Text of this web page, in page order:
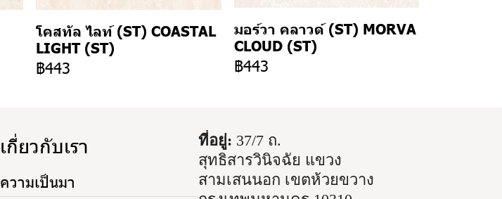
โคสทัล ไลท์ (ST) COASTAL
LIGHT (ST)
฿443
มอร์วา คลาวด์ (ST) MORVA
CLOUD (ST)
฿443
เกี่ยวกับเรา
ความเป็นมา
ที่อยู่: 37/7 ถ.
สุทธิสารวินิจฉัย แขวง
สามเสนนอก เขตห้วยขวาง